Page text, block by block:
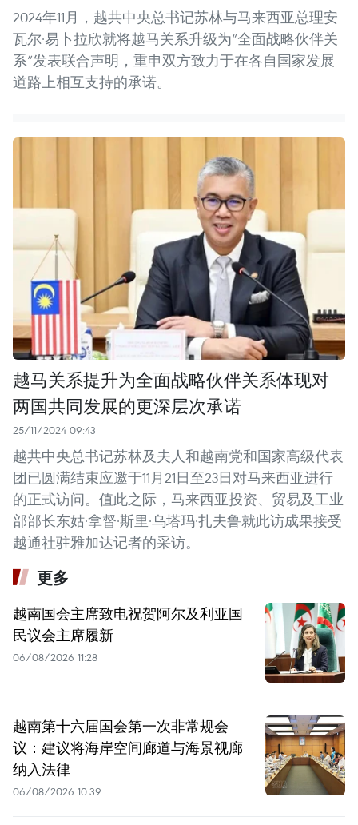
2024年11月，越共中央总书记苏林与马来西亚总理安
瓦尔·易卜拉欣就将越马关系升级为“全面战略伙伴关
系”发表联合声明，重申双方致力于在各自国家发展
道路上相互支持的承诺。
越马关系提升为全面战略伙伴关系体现对
两国共同发展的更深层次承诺
25/11/2024 09:43
越共中央总书记苏林及夫人和越南党和国家高级代表
团已圆满结束应邀于11月21日至23日对马来西亚进行
的正式访问。值此之际，马来西亚投资、贸易及工业
部部长东姑·拿督·斯里·乌塔玛·扎夫鲁就此访成果接受
越通社驻雅加达记者的采访。
更多
越南国会主席致电祝贺阿尔及利亚国
民议会主席履新
06/08/2026 11:28
越南第十六届国会第一次非常规会
议：建议将海岸空间廊道与海景视廊
纳入法律
06/08/2026 10:39